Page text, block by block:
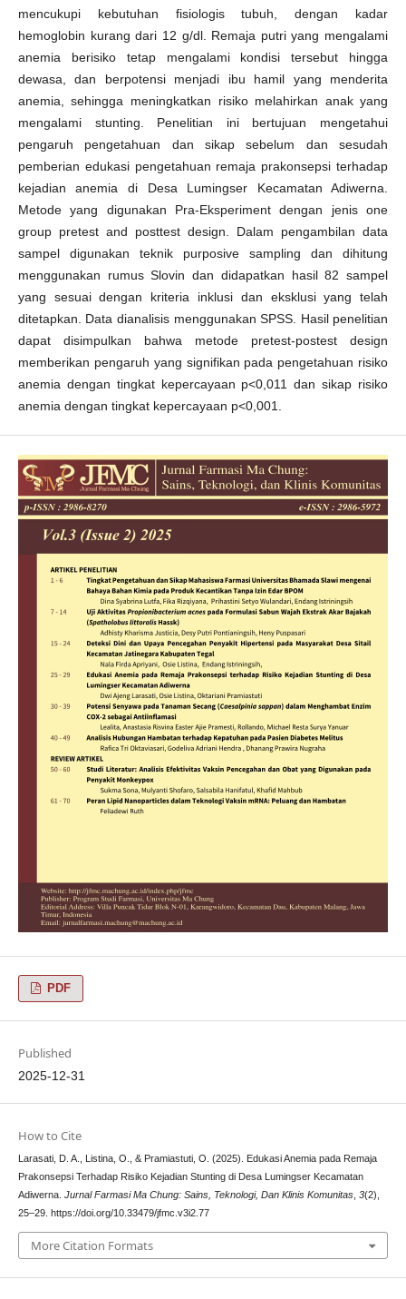
mencukupi kebutuhan fisiologis tubuh, dengan kadar
hemoglobin kurang dari 12 g/dl. Remaja putri yang mengalami
anemia berisiko tetap mengalami kondisi tersebut hingga
dewasa, dan berpotensi menjadi ibu hamil yang menderita
anemia, sehingga meningkatkan risiko melahirkan anak yang
mengalami stunting. Penelitian ini bertujuan mengetahui
pengaruh pengetahuan dan sikap sebelum dan sesudah
pemberian edukasi pengetahuan remaja prakonsepsi terhadap
kejadian anemia di Desa Lumingser Kecamatan Adiwerna.
Metode yang digunakan Pra-Eksperiment dengan jenis one
group pretest and posttest design. Dalam pengambilan data
sampel digunakan teknik purposive sampling dan dihitung
menggunakan rumus Slovin dan didapatkan hasil 82 sampel
yang sesuai dengan kriteria inklusi dan eksklusi yang telah
ditetapkan. Data dianalisis menggunakan SPSS. Hasil penelitian
dapat disimpulkan bahwa metode pretest-postest design
memberikan pengaruh yang signifikan pada pengetahuan risiko
anemia dengan tingkat kepercayaan p<0,011 dan sikap risiko
anemia dengan tingkat kepercayaan p<0,001.
PDF
Published
2025-12-31
How to Cite
Larasati, D. A., Listina, O., & Pramiastuti, O. (2025). Edukasi Anemia pada Remaja
Prakonsepsi Terhadap Risiko Kejadian Stunting di Desa Lumingser Kecamatan
Adiwerna. Jurnal Farmasi Ma Chung: Sains, Teknologi, Dan Klinis Komunitas, 3(2),
25–29. https://doi.org/10.33479/jfmc.v3i2.77
More Citation Formats